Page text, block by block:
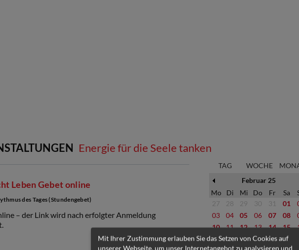
Energie für die Seele tanken
Leben Gebet online
des Tages (Stundengebet)
– der Link wird nach erfolgter Anmeldung
TAG WOCHE
Februar 25
Mo
Di Mi Do Fr Sa
27
28 29 30 31 01
03
04 05 06 07 08
10
11 12 13 14 15
17
18 19 20 21 22
Mit Ihrer Zustimmung erlauben Sie das Setzen von Cookies auf
unserer Webseite, um unser Internetangebot zu analysieren und